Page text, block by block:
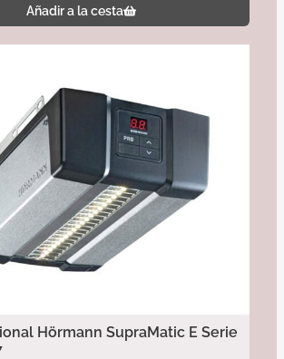
Añadir a la cesta
Hörmann SupraMatic E Serie